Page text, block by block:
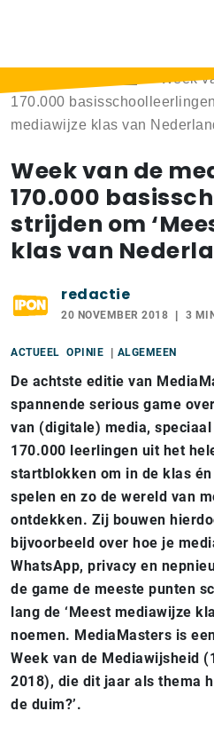
Week
170.000
mediawijze klas van
Week van de
170.000
strijden om
klas van
redactie
20 NOVEMBER 2018 3 MIN
ACTUEEL OPINIE ALGEMEEN
De achtste editie van
spannende serious game
van (digitale) media,
170.000 leerlingen uit het
startblokken om in de klas
spelen en zo de wereld van
ontdekken. Zij bouwen
bijvoorbeeld over hoe je
WhatsApp, privacy en
de game de meeste punten
lang de ‘Meest mediawijze
noemen. MediaMasters is
Week van de Mediawijsheid
2018), die dit jaar als thema
de duim?’.